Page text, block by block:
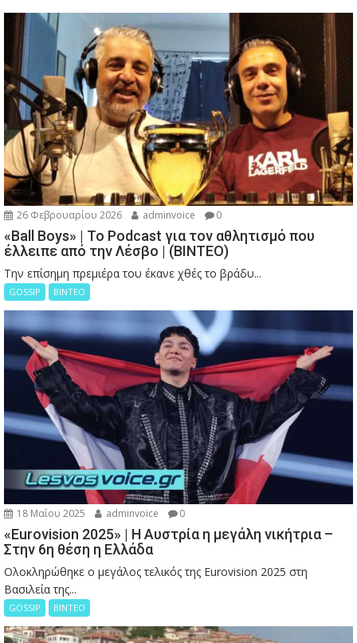
26 Φεβρουαρίου 2026 adminvoice 0
«Ball Boys» | Το Podcast για τον αθλητισμό που
έλλειπε από την Λέσβο | (ΒΙΝΤΕΟ)
Την επίσημη πρεμιέρα του έκανε χθές το βράδυ...
GOSSIP ΒΙΝΤΕΟ
18 Μαΐου 2025 adminvoice 0
«Eurovision 2025» | Η Αυστρία η μεγάλη νικήτρια –
Στην 6η θέση η Ελλάδα
Ολοκληρώθηκε ο μεγάλος τελικός της Eurovision 2025 στη
Βασιλεία της...
GOSSIP ΒΙΝΤΕΟ